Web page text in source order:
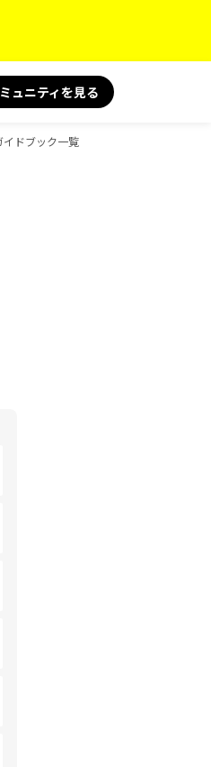
ュニティを見る
ドブック一覧